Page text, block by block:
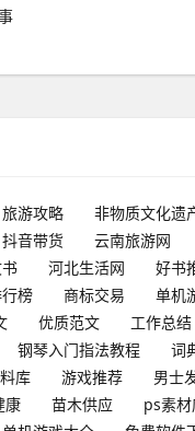
旅游攻略 非物质文化遗
抖音带货 云南旅游网
河北生活网 好书
榜 商标交易 单机
优质范文 工作总结
钢琴入门指法教程 词
库 游戏推荐 男士
康 苗木供应 ps素